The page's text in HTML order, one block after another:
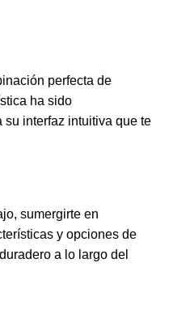
perfecta de
ha sido
interfaz intuitiva que te
sumergirte en
y opciones de
a lo largo del